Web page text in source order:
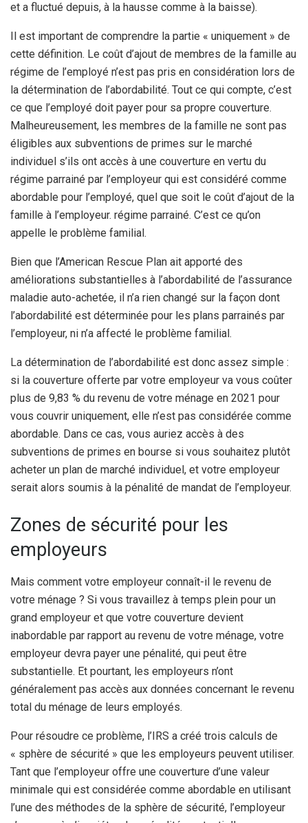
et a fluctué depuis, à la hausse comme à la baisse).
Il est important de comprendre la partie « uniquement » de
cette définition. Le coût d’ajout de membres de la famille au
régime de l’employé n’est pas pris en considération lors de
la détermination de l’abordabilité. Tout ce qui compte, c’est
ce que l’employé doit payer pour sa propre couverture.
Malheureusement, les membres de la famille ne sont pas
éligibles aux subventions de primes sur le marché
individuel s’ils ont accès à une couverture en vertu du
régime parrainé par l’employeur qui est considéré comme
abordable pour l’employé, quel que soit le coût d’ajout de la
famille à l’employeur. régime parrainé. C’est ce qu’on
appelle le problème familial.
Bien que l’American Rescue Plan ait apporté des
améliorations substantielles à l’abordabilité de l’assurance
maladie auto-achetée, il n’a rien changé sur la façon dont
l’abordabilité est déterminée pour les plans parrainés par
l’employeur, ni n’a affecté le problème familial.
La détermination de l’abordabilité est donc assez simple :
si la couverture offerte par votre employeur va vous coûter
plus de 9,83 % du revenu de votre ménage en 2021 pour
vous couvrir uniquement, elle n’est pas considérée comme
abordable. Dans ce cas, vous auriez accès à des
subventions de primes en bourse si vous souhaitez plutôt
acheter un plan de marché individuel, et votre employeur
serait alors soumis à la pénalité de mandat de l’employeur.
Zones de sécurité pour les
employeurs
Mais comment votre employeur connaît-il le revenu de
votre ménage ? Si vous travaillez à temps plein pour un
grand employeur et que votre couverture devient
inabordable par rapport au revenu de votre ménage, votre
employeur devra payer une pénalité, qui peut être
substantielle. Et pourtant, les employeurs n’ont
généralement pas accès aux données concernant le revenu
total du ménage de leurs employés.
Pour résoudre ce problème, l’IRS a créé trois calculs de
« sphère de sécurité » que les employeurs peuvent utiliser.
Tant que l’employeur offre une couverture d’une valeur
minimale qui est considérée comme abordable en utilisant
l’une des méthodes de la sphère de sécurité, l’employeur